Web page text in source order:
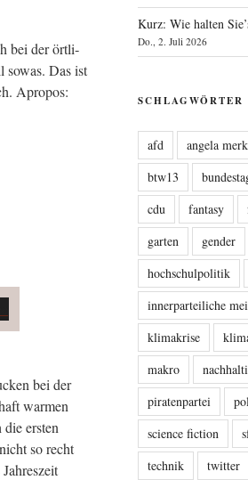
bei der ört­li­
sowas. Das ist
Apro­pos:
bei der
war­men
ers­ten
so recht
Kurz: Wie halten
Do., 2. Juli 2026
SCHLAGWÖRTER
afd angela
btw13
cdu
fantasy
garten
gender
hochschulpolitik
innerparteiliche
klimakrise
makro
piratenpartei
science fiction
technik
twitter